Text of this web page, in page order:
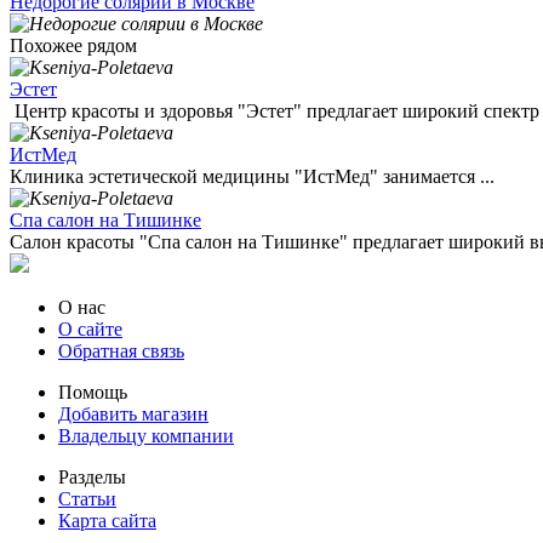
Похожее рядом
Эстет
Центр красоты и здоровья "Эстет" предлагает широкий спектр
ИстМед
Клиника эстетической медицины "ИстМед" занимается ...
Спа салон на Тишинке
Салон красоты "Спа салон на Тишинке" предлагает широкий
О нас
О сайте
Обратная связь
Помощь
Добавить магазин
Владельцу компании
Разделы
Статьи
Карта сайта